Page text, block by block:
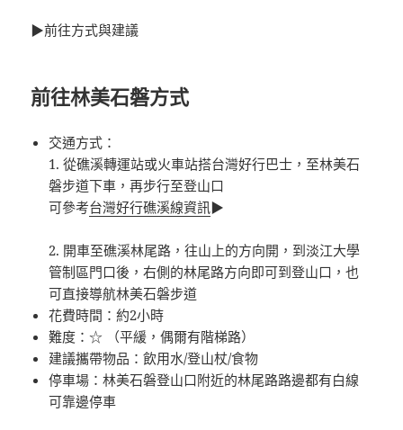
▶前往方式與建議
前往林美石磐方式
交通方式：
1. 從礁溪轉運站或火車站搭台灣好行巴士，至林美石
磐步道下車，再步行至登山口
可參考台灣好行礁溪線資訊▶
2. 開車至礁溪林尾路，往山上的方向開，到淡江大學
管制區門口後，右側的林尾路方向即可到登山口，也
可直接導航林美石磐步道
花費時間：約2小時
難度：☆ （平緩，偶爾有階梯路）
建議攜帶物品：飲用水/登山杖/食物
停車場：林美石磐登山口附近的林尾路路邊都有白線
可靠邊停車